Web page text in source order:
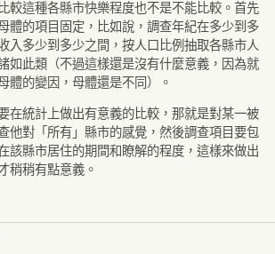
較這種各縣市快樂程度也不是不能比較。首先
體的項目固定，比如說，調查年紀在多少到多
入多少到多少之間，按人口比例抽取各縣市人
如此類（不過這樣還是沒有什麼意義，因為就
體的變因，母體還是不同）。
在統計上做出有意義的比較，那就是對某一被
他對「所有」縣市的感覺，然後調查項目要包
該縣市居住的期間和瞭解的程度，這樣來做出
稍稍有點意義。